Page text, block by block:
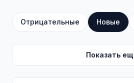
Отрицательные Новые
Показать